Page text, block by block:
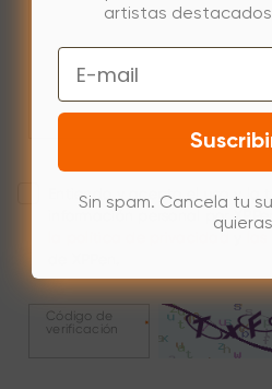
Entiendo y acepto el uso y la
información personal por
la política de privacidad
Código de
verificación
*
artistas destacados
Email
Sin spam. Cancela tu